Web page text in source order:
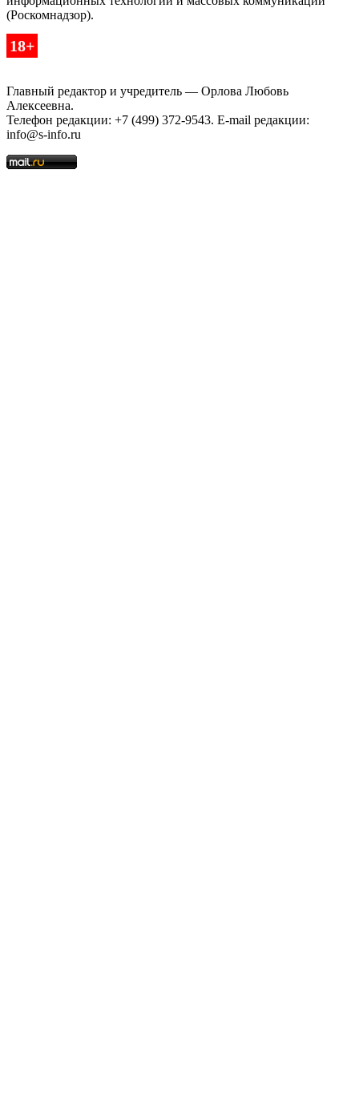
(Роскомнадзор).
18+
Главный редактор и учредитель — Орлова Любовь
Алексеевна.
Телефон редакции: +7 (499) 372-9543. E-mail редакции:
info@s-info.ru